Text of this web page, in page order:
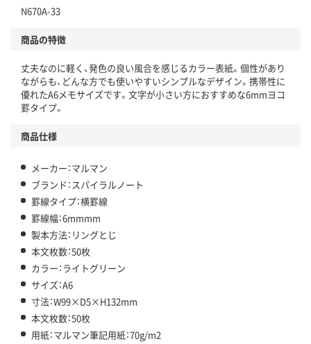
N670A-33
商品の特徴
丈夫なのに軽く、発色の良い風合を感じるカラー表紙。個性があり
ながらも、どんな方でも使いやすいシンプルなデザイン。携帯性に
優れたA6メモサイズです。文字が小さい方におすすめな6mmヨコ
罫タイプ。
商品仕様
メーカー：マルマン
ブランド：スパイラルノート
罫線タイプ：横罫線
罫線幅：6mmmm
製本方法：リングとじ
本文枚数：50枚
カラー：ライトグリーン
サイズ：A6
寸法：W99×D5×H132mm
本文枚数：50枚
用紙：マルマン筆記用紙：70g/m2